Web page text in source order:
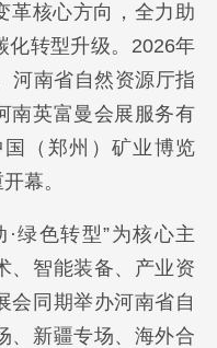
革核心方向，全力助
化转型升级。2026年
河南省自然资源厅指
南英富曼会展服务有
（郑州）矿业博览
幕。
绿色转型”为核心主
、智能装备、产业资
会同期举办河南省自
、新疆专场、海外合